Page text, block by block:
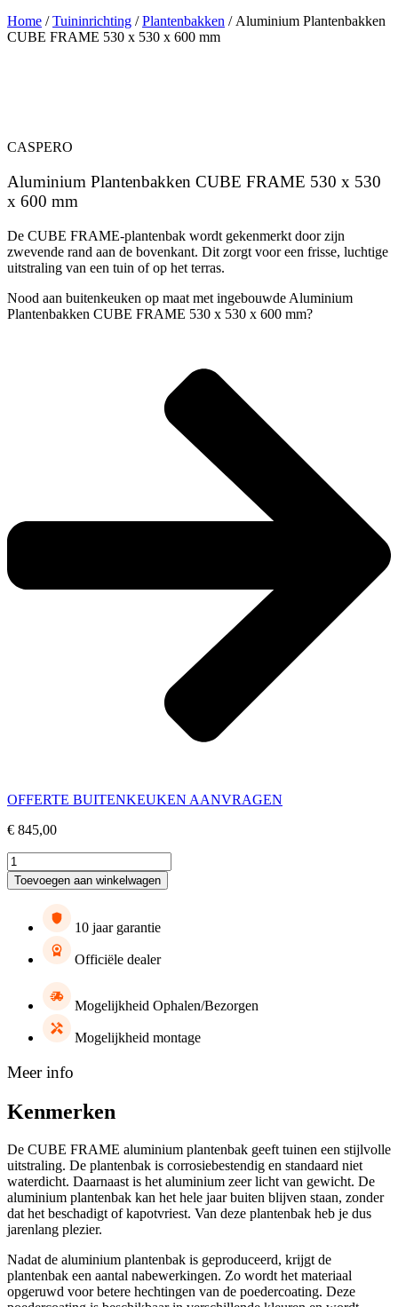
Home /Tuininrichting /Plantenbakken / Aluminium Plantenbakken
CUBE FRAME 530 x 530 x 600 mm
CASPERO
Aluminium Plantenbakken CUBE FRAME 530 x 530
x 600 mm
De CUBE FRAME-plantenbak wordt gekenmerkt door zijn
zwevende rand aan de bovenkant. Dit zorgt voor een frisse, luchtige
uitstraling van een tuin of op het terras.
Nood aan buitenkeuken op maat met ingebouwde Aluminium
Plantenbakken CUBE FRAME 530 x 530 x 600 mm?
OFFERTE BUITENKEUKEN AANVRAGEN
€ 845,00
Aluminium
Plantenbakken
CUBE
FRAME
hoeveelheid
Toevoegen aan winkelwagen
10 jaar garantie
Officiële dealer
Mogelijkheid Ophalen/Bezorgen
Mogelijkheid montage
Meer info
Kenmerken
De CUBE FRAME aluminium plantenbak geeft tuinen een stijlvolle
uitstraling. De plantenbak is corrosiebestendig en standaard niet
waterdicht. Daarnaast is het aluminium zeer licht van gewicht. De
aluminium plantenbak kan het hele jaar buiten blijven staan, zonder
dat het beschadigt of kapotvriest. Van deze plantenbak heb je dus
jarenlang plezier.
Nadat de aluminium plantenbak is geproduceerd, krijgt de
plantenbak een aantal nabewerkingen. Zo wordt het materiaal
opgeruwd voor betere hechtingen van de poedercoating. Deze